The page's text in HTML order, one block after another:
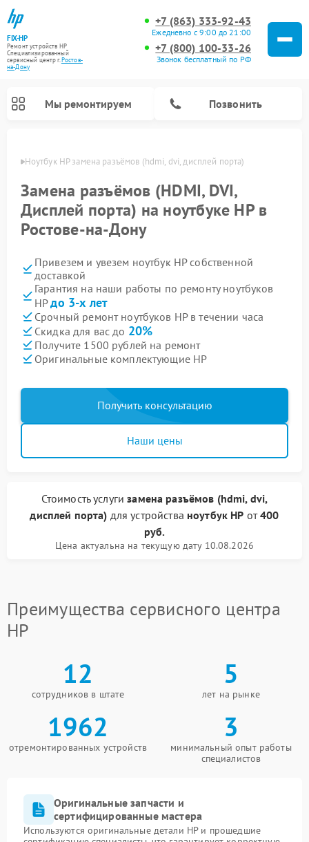
FIX-HP
Ремонт устройств HP
Специализированный
cервисный центр г.Ростов-
на-Дону
+7 (863) 333-92-43
Ежедневно с 9:00 до 21:00
+7 (800) 100-33-26
Звонок бесплатный по РФ
Мы ремонтируем Позвонить
Ноутбук HP замена разъёмов (hdmi, dvi, дисплей порта)
Замена разъёмов (HDMI, DVI,
Дисплей порта) на ноутбуке HP в
Ростове-на-Дону
Привезем и увезем ноутбук HP собственной
доставкой
Гарантия на наши работы по ремонту ноутбуков
HPдо 3-х лет
Срочный ремонт ноутбуков HP в течении часа
Скидка для вас до 20%
Получите 1500 рублей на ремонт
Оригинальные комплектующие HP
Получить консультацию
Наши цены
Стоимость услугизамена разъёмов (hdmi, dvi,
дисплей порта) для устройства ноутбук HP от400
руб.
Цена актуальна на текущую дату 10.08.2026
Преимущества сервисного центра
HP
12
сотрудников в штате
5
лет на рынке
1962
отремонтированных устройств
3
минимальный опыт работы
специалистов
Оригинальные запчасти и
сертифицированные мастера
Используются оригинальные детали HP и прошедшие